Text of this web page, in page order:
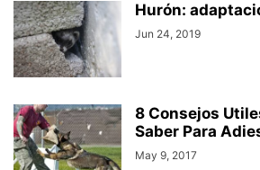
Hurón:
Jun 24, 2019
8 Consejos
Saber Para
May 9, 2017